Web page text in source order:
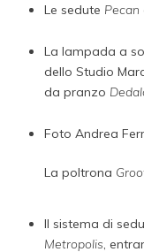
Le sedute Pecan
La lampada a
dello Studio
da pranzo
Foto Andrea
La poltrona
Il sistema di
Metropolis,